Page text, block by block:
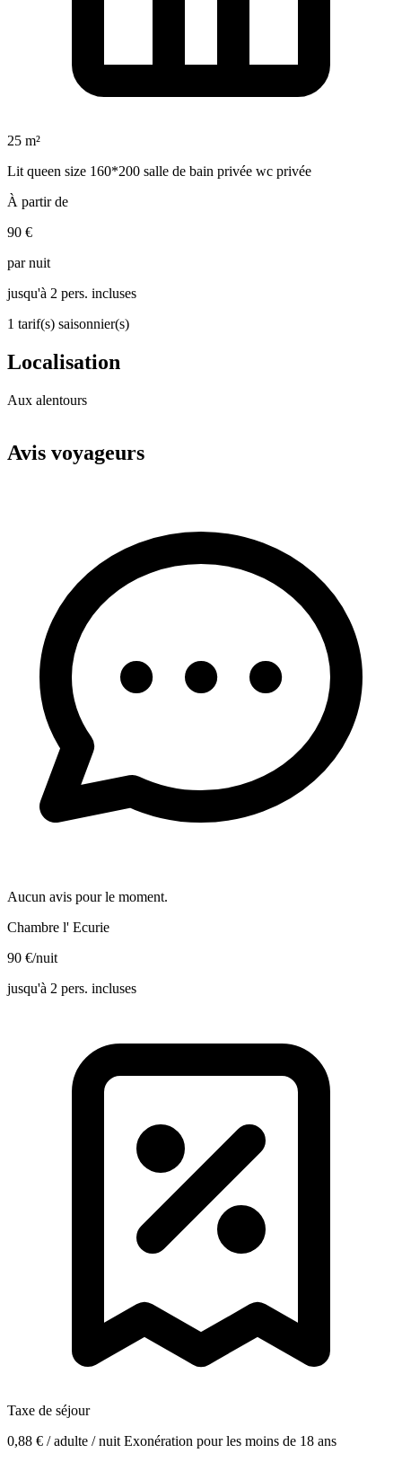
25 m²
Lit queen size 160*200 salle de bain privée wc privée
À partir de
90 €
par nuit
jusqu'à 2 pers. incluses
1 tarif(s) saisonnier(s)
Localisation
Aux alentours
+
Avis voyageurs
Aucun avis pour le moment.
Chambre l' Ecurie
90 €/nuit
jusqu'à 2 pers. incluses
Taxe de séjour
0,88 € / adulte / nuit Exonération pour les moins de 18 ans